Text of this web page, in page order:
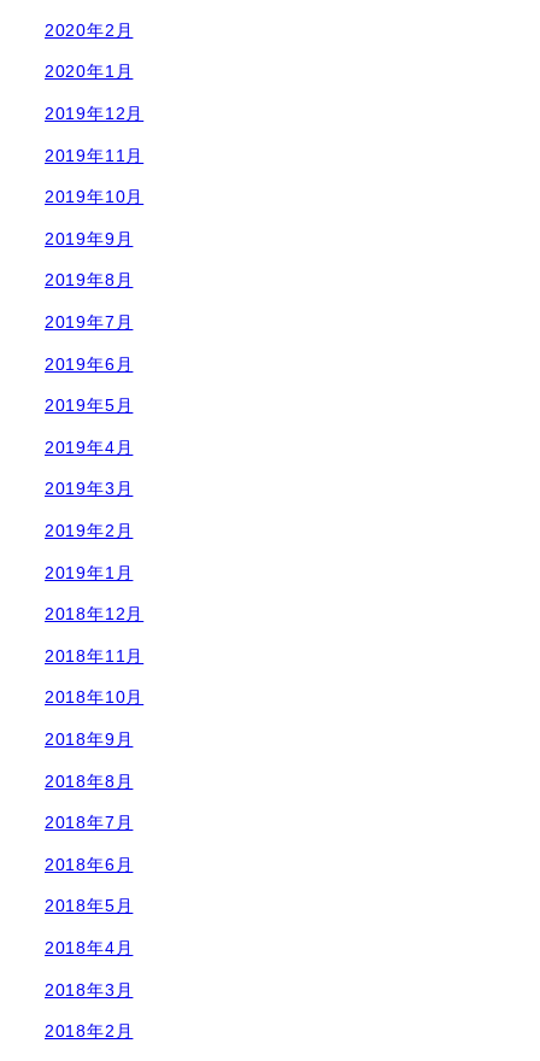
2020年2月
2020年1月
2019年12月
2019年11月
2019年10月
2019年9月
2019年8月
2019年7月
2019年6月
2019年5月
2019年4月
2019年3月
2019年2月
2019年1月
2018年12月
2018年11月
2018年10月
2018年9月
2018年8月
2018年7月
2018年6月
2018年5月
2018年4月
2018年3月
2018年2月